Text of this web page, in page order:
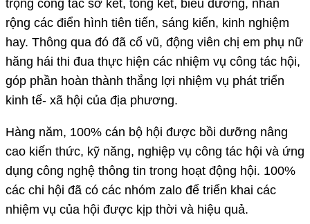
trọng công tác sơ kết, tổng kết, biểu dương, nhân
rộng các điển hình tiên tiến, sáng kiến, kinh nghiệm
hay. Thông qua đó đã cổ vũ, động viên chị em phụ nữ
hăng hái thi đua thực hiện các nhiệm vụ công tác hội,
góp phần hoàn thành thắng lợi nhiệm vụ phát triển
kinh tế- xã hội của địa phương.
Hàng năm, 100% cán bộ hội được bồi dưỡng nâng
cao kiến thức, kỹ năng, nghiệp vụ công tác hội và ứng
dụng công nghệ thông tin trong hoạt động hội. 100%
các chi hội đã có các nhóm zalo để triển khai các
nhiệm vụ của hội được kịp thời và hiệu quả.